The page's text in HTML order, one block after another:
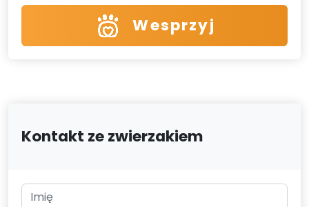
Wesprzyj
Kontakt ze zwierzakiem